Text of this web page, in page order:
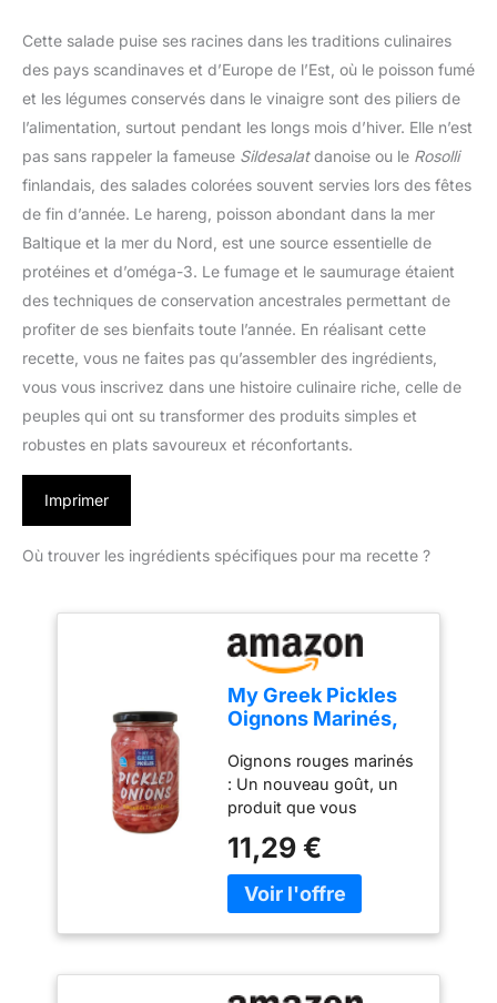
Cette salade puise ses racines dans les traditions culinaires
des pays scandinaves et d’Europe de l’Est, où le poisson fumé
et les légumes conservés dans le vinaigre sont des piliers de
l’alimentation, surtout pendant les longs mois d’hiver. Elle n’est
pas sans rappeler la fameuse Sildesalatdanoise ou le Rosolli
finlandais, des salades colorées souvent servies lors des fêtes
de fin d’année. Le hareng, poisson abondant dans la mer
Baltique et la mer du Nord, est une source essentielle de
protéines et d’oméga-3. Le fumage et le saumurage étaient
des techniques de conservation ancestrales permettant de
profiter de ses bienfaits toute l’année. En réalisant cette
recette, vous ne faites pas qu’assembler des ingrédients,
vous vous inscrivez dans une histoire culinaire riche, celle de
peuples qui ont su transformer des produits simples et
robustes en plats savoureux et réconfortants.
Imprimer
Où trouver les ingrédients spécifiques pour ma recette ?
My Greek Pickles
Oignons Marinés,
g (Total: 660 g)
Oignons rouges marinés
: Un nouveau goût, un
produit que vous
partout et fascine par
son goût plein et sa
couleur rose étonnante !
l'objectif est de diffuser
l'identité culinaire
11,29 €